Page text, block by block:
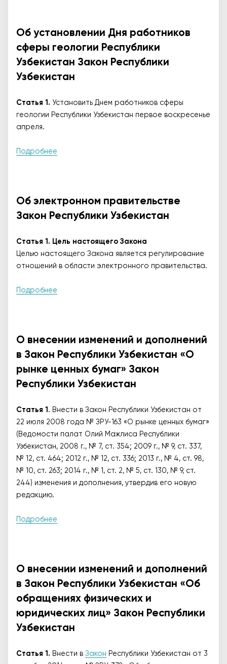
Об установлении Дня работников
сферы геологии Республики
Узбекистан Закон Республики
Узбекистан
Статья 1. Установить Днем работников сферы
геологии Республики Узбекистан первое воскресенье
апреля.
Подробнее
Об электронном правительстве
Закон Республики Узбекистан
Статья 1. Цель настоящего Закона
Целью настоящего Закона является регулирование
отношений в области электронного правительства.
Подробнее
О внесении изменений и дополнений
в Закон Республики Узбекистан «О
рынке ценных бумаг» Закон
Республики Узбекистан
Статья 1 . Внести в Закон Республики Узбекистан от
22 июля 2008 года № ЗРУ-163 «О рынке ценных бумаг»
(Ведомости палат Олий Мажлиса Республики
Узбекистан, 2008 г., № 7, ст. 354; 2009 г., № 9, ст. 337,
№ 12, ст. 464; 2012 г., № 12, ст. 336; 2013 г., № 4, ст. 98,
№ 10, ст. 263; 2014 г., № 1, ст. 2, № 5, ст. 130, № 9, ст.
244) изменения и дополнения, утвердив его новую
редакцию.
Подробнее
О внесении изменений и дополнений
в Закон Республики Узбекистан «Об
обращениях физических и
юридических лиц» Закон Республики
Узбекистан
Статья 1. Внести в Закон Республики Узбекистан от 3